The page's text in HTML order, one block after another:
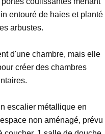
entouré de haies et planté
arbustes.
d'une chambre, mais elle
créer des chambres
escalier métallique en
non aménagé, prévu